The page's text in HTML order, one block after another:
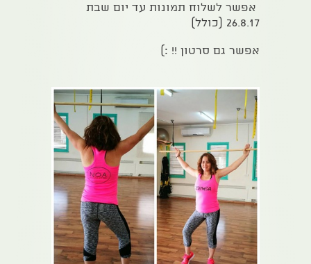
אפשר לשלוח תמונות עד יום שבת
26.8.17 (כולל)
אפשר גם סרטון !! :)